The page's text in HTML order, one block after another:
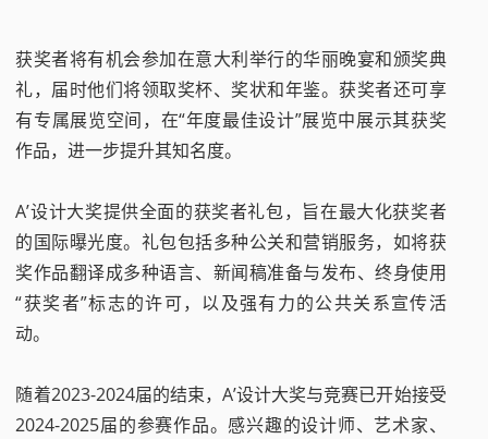
获奖者将有机会参加在意大利举行的华丽晚宴和颁奖典
礼，届时他们将领取奖杯、奖状和年鉴。获奖者还可享
有专属展览空间，在“年度最佳设计”展览中展示其获奖
作品，进一步提升其知名度。
A’设计大奖提供全面的获奖者礼包，旨在最大化获奖者
的国际曝光度。礼包包括多种公关和营销服务，如将获
奖作品翻译成多种语言、新闻稿准备与发布、终身使用
“获奖者”标志的许可，以及强有力的公共关系宣传活
动。
随着2023-2024届的结束，A’设计大奖与竞赛已开始接受
2024-2025届的参赛作品。感兴趣的设计师、艺术家、